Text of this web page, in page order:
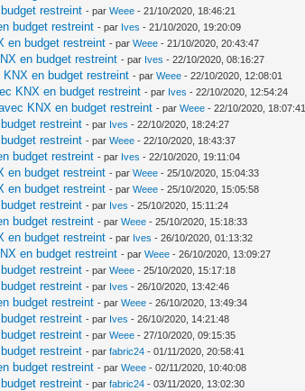
restreint - parWeee - 21/10/2020, 18:46:21
budget restreint - par Ives - 21/10/2020, 19:20:09
en budget restreint - parWeee - 21/10/2020, 20:43:47
en budget restreint - par Ives - 22/10/2020, 08:16:27
en budget restreint - parWeee - 22/10/2020, 12:08:01
KNX en budget restreint - par Ives - 22/10/2020, 12:54:24
KNX en budget restreint - parWeee - 22/10/2020, 18:07:41
restreint - par Ives - 22/10/2020, 18:24:27
restreint - parWeee - 22/10/2020, 18:43:37
budget restreint - par Ives - 22/10/2020, 19:11:04
en budget restreint - parWeee - 25/10/2020, 15:04:33
en budget restreint - parWeee - 25/10/2020, 15:05:58
restreint - par Ives - 25/10/2020, 15:11:24
budget restreint - parWeee - 25/10/2020, 15:18:33
en budget restreint - par Ives - 26/10/2020, 01:13:32
en budget restreint - parWeee - 26/10/2020, 13:09:27
restreint - parWeee - 25/10/2020, 15:17:18
restreint - par Ives - 26/10/2020, 13:42:46
budget restreint - parWeee - 26/10/2020, 13:49:34
restreint - par Ives - 26/10/2020, 14:21:48
restreint - parWeee - 27/10/2020, 09:15:35
restreint - parfabric24 - 01/11/2020, 20:58:41
budget restreint - parWeee - 02/11/2020, 10:40:08
restreint - parfabric24 - 03/11/2020, 13:02:30